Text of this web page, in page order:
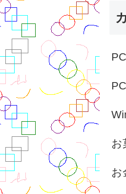
PC
お
お